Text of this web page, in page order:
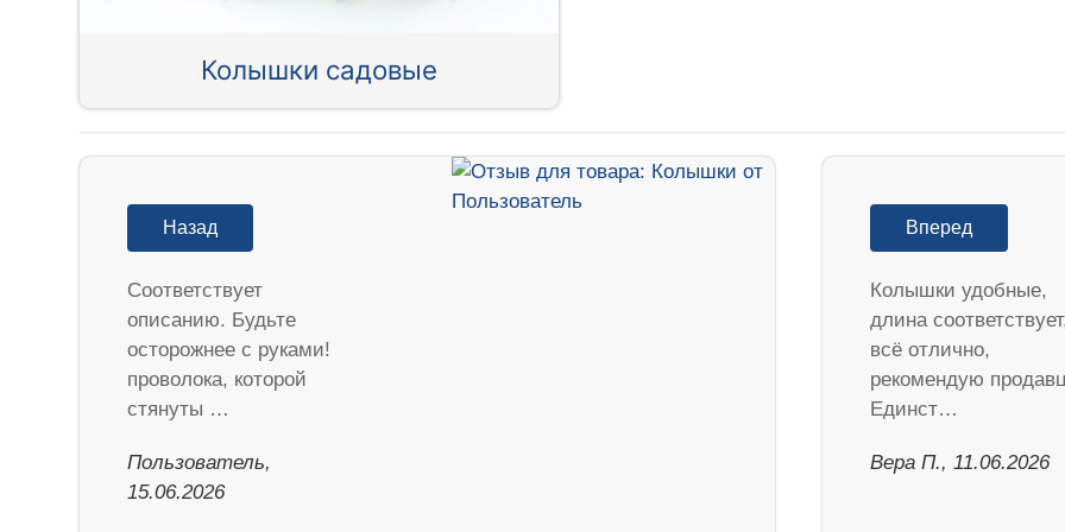
Колышки садовые
Назад
Соответствует
описанию. Будьте
осторожнее с руками!
проволока, которой
стянуты …
Пользователь,
15.06.2026
Вперед
Колышки удобные,
длина
всё отлично,
рекомендую
Единст…
Вера П., 11.06.2026